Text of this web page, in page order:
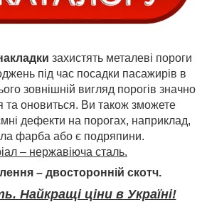
захистять металеві пороги
під час посадки пасажирів в
зовнішній вигляд порогів значно
та оновиться. Ви також зможете
дефекти на порогах, наприклад,
фарба або є подряпини.
– нержавіюча сталь.
– двосторонній скотч.
Найкращі ціни в Україні!